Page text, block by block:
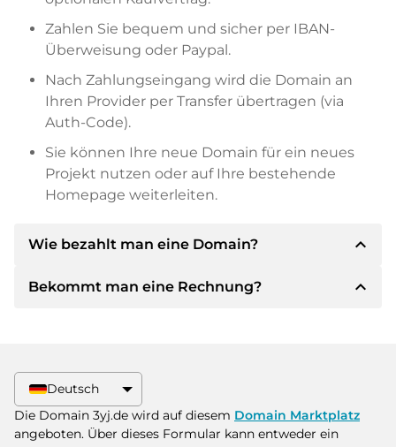
Zahlen Sie bequem und sicher per IBAN-
Überweisung oder Paypal.
Nach Zahlungseingang wird die Domain an
Ihren Provider per Transfer übertragen (via
Auth-Code).
Sie können Ihre neue Domain für ein neues
Projekt nutzen oder auf Ihre bestehende
Homepage weiterleiten.
Wie bezahlt man eine Domain? expand_less
Nach einer Einigung wird der Inhaber Ihnen die
Zahlungsmethoden anbieten.
Bitte geben Sie bei der Überweisung immer
den Domainnamen und die
Bekommt man eine Rechnung? expand_less
größeren Kaufpreisen bekommen Sie auf
Wunsch auch einen zusätzlichen Kaufvertrag.
Deutsch
Die Domain 3yj.de wird auf diesem Domain Marktplatz
angeboten. Über dieses Formular kann entweder ein